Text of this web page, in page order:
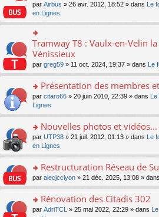
ult
le
m
s
s
e
n
o
n
lu
pl
s
ré
c
e
par Airbus » 26 avr. 2012, 18:52 » dans
Le
en Lignes
o
n
ult
er
le
m
e
s
a
g
e
n
o
n
pl
u
Tramway T8 : Vaulx-en-Velin
Vénissieux
par greg59 » 11 oct. 2024, 19:37 » dans
o
s
er
le
m
e
s
s
e
n
Présentation des membres
par citaro66 » 20 juin 2010, 22:39 » dans
Lignes
o
n
s
er
le
m
e
s
Nouvelles photos et
par UTP38 » 21 juil. 2012, 01:13 » dans
Le
en Lignes
o
n
ult
er
Restructuration Réseau de
par alecjcclyon » 21 déc. 2025, 13:08 » dans
o
Rénovation des Citadis 302
par AdriTCL » 25 mai 2022, 22:29 » dans